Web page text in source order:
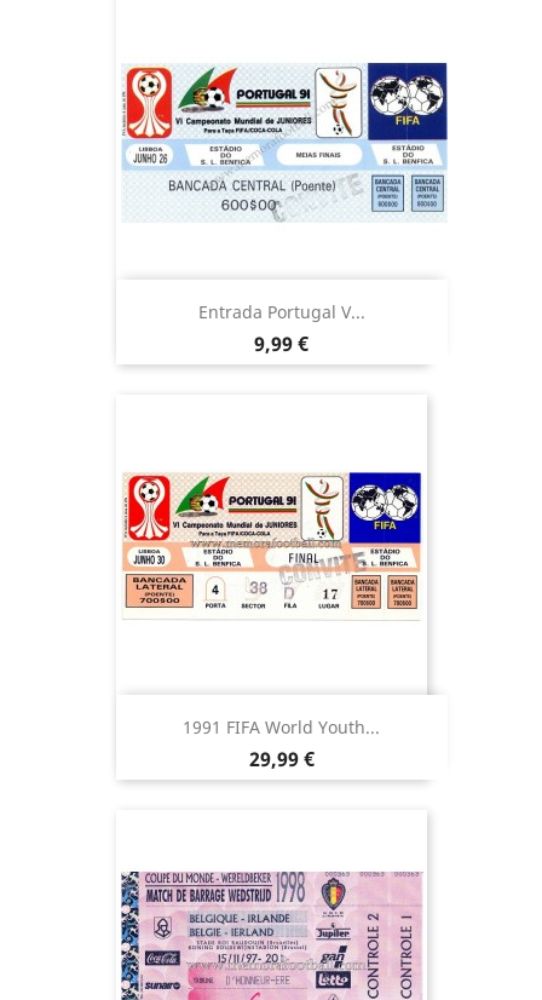
Entrada Portugal V...
Precio
9,99 €
1991 FIFA World Youth...
Precio
29,99 €